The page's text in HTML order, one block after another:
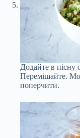
Додайте в пісну
Перемішайте.
поперчити.